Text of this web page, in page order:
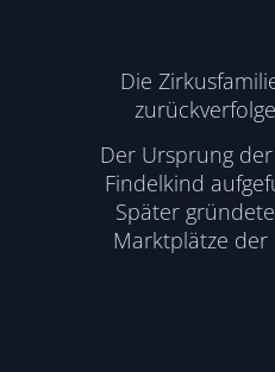
Die
Der Ursprung
Findelkind
Später
Marktplätze